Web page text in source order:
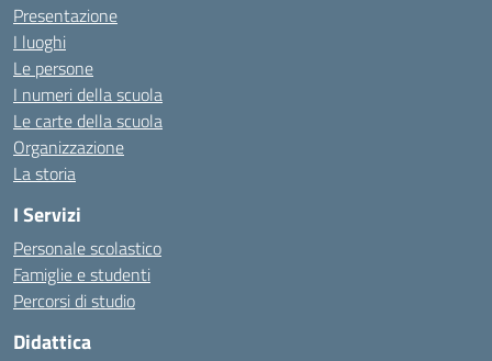
Presentazione
I luoghi
Le persone
I numeri della scuola
Le carte della scuola
Organizzazione
La storia
I Servizi
Personale scolastico
Famiglie e studenti
Percorsi di studio
Didattica